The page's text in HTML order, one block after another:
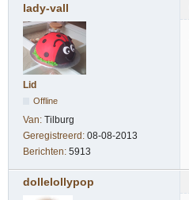
lady-vall
Lid
Offline
Van: Tilburg
Geregistreerd: 08-08-2013
Berichten: 5913
dollelollypop